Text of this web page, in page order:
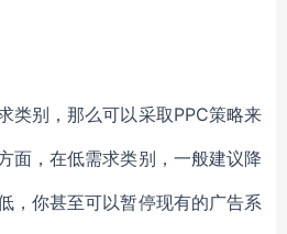
类别，那么可以采取PPC策略来
面，在低需求类别，一般建议降
，你甚至可以暂停现有的广告系